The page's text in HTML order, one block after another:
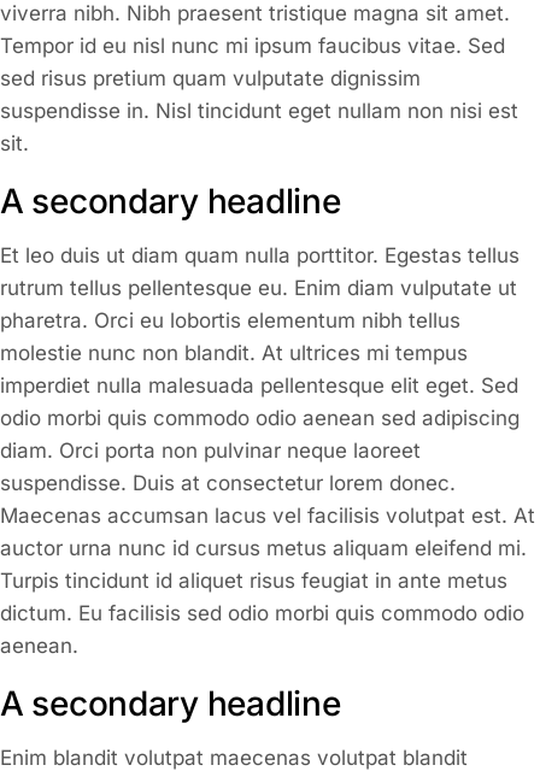
viverra nibh. Nibh praesent tristique magna sit amet.
Tempor id eu nisl nunc mi ipsum faucibus vitae. Sed
sed risus pretium quam vulputate dignissim
suspendisse in. Nisl tincidunt eget nullam non nisi est
sit.
A secondary headline
Et leo duis ut diam quam nulla porttitor. Egestas tellus
rutrum tellus pellentesque eu. Enim diam vulputate ut
pharetra. Orci eu lobortis elementum nibh tellus
molestie nunc non blandit. At ultrices mi tempus
imperdiet nulla malesuada pellentesque elit eget. Sed
odio morbi quis commodo odio aenean sed adipiscing
diam. Orci porta non pulvinar neque laoreet
suspendisse. Duis at consectetur lorem donec.
Maecenas accumsan lacus vel facilisis volutpat est. At
auctor urna nunc id cursus metus aliquam eleifend mi.
Turpis tincidunt id aliquet risus feugiat in ante metus
dictum. Eu facilisis sed odio morbi quis commodo odio
aenean.
A secondary headline
Enim blandit volutpat maecenas volutpat blandit